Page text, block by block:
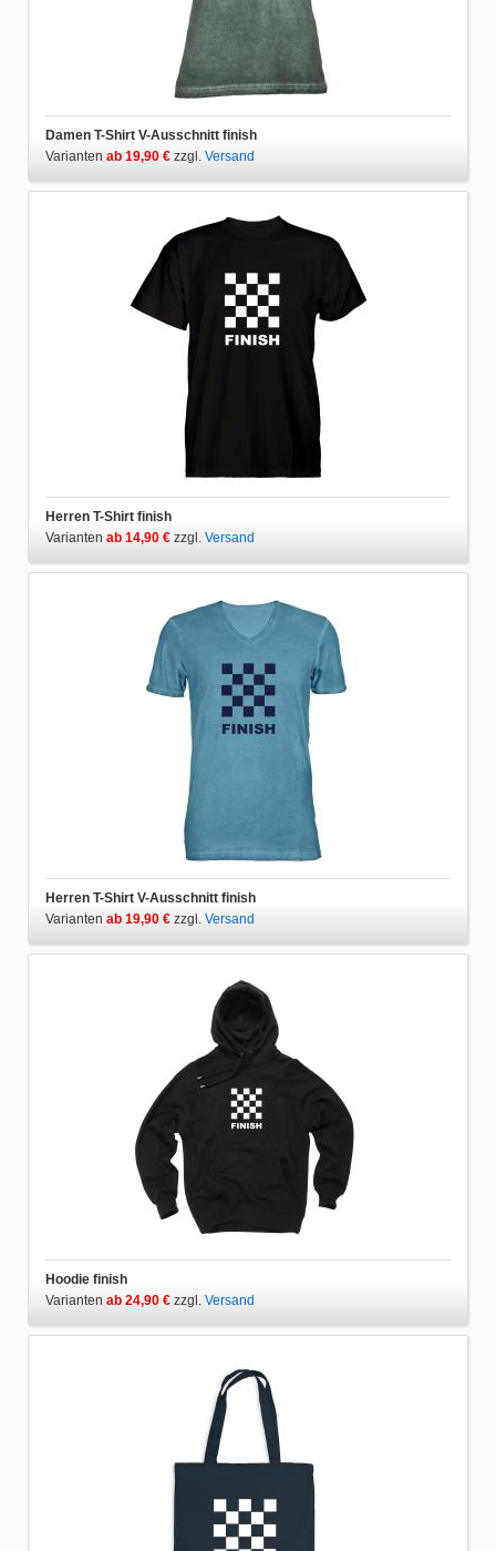
Damen T-Shirt V-Ausschnitt finish
Varianten ab 19,90 € zzgl. Versand
Herren T-Shirt finish
Varianten ab 14,90 € zzgl. Versand
Herren T-Shirt V-Ausschnitt finish
Varianten ab 19,90 € zzgl. Versand
Hoodie finish
Varianten ab 24,90 € zzgl. Versand